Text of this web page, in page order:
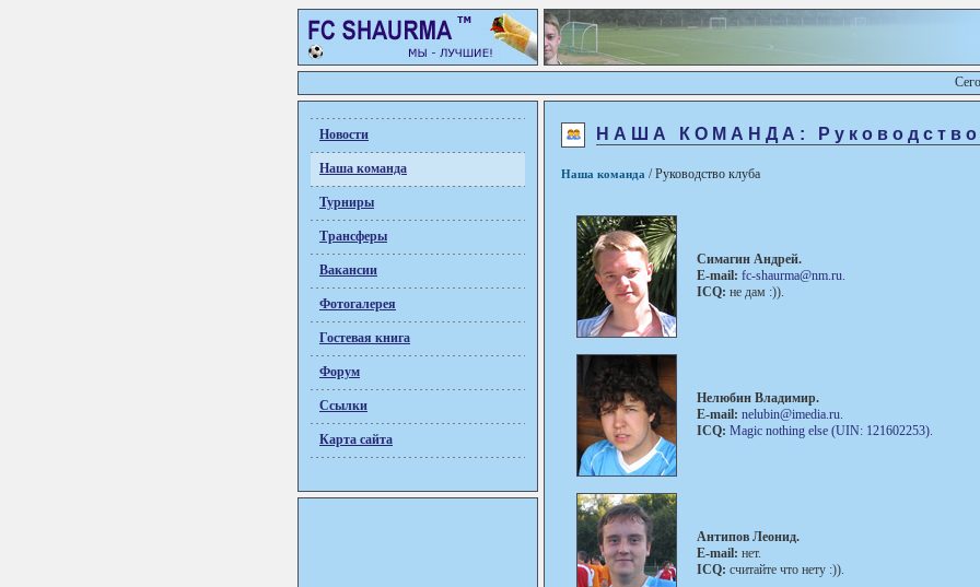
Новости
Наша команда
Турниры
Трансферы
Вакансии
Фотогалерея
Гостевая книга
Форум
Ссылки
Карта сайта
НАША КОМАНДА: Руководство
Наша команда / Руководство клуба
Симагин Андрей.
E-mail: fc-shaurma@nm.ru.
ICQ: не дам :)).
Нелюбин Владимир.
E-mail: nelubin@imedia.ru.
ICQ: Magic nothing else (UIN: 121602253).
Антипов Леонид.
E-mail: нет.
ICQ: считайте что нету :)).